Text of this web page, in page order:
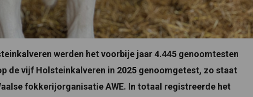
werden het voorbije jaar 4.445 genoomtesten
de vijf Holsteinkalveren in 2025 genoomgetest, zo staat
fokkerijorganisatie AWE. In totaal registreerde het